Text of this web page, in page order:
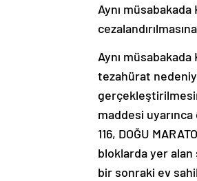
Aynı müsabakada
Aynı
tezahürat
maddesi uyarınca
116, DOĞU
bloklarda yer
bir sonraki ev